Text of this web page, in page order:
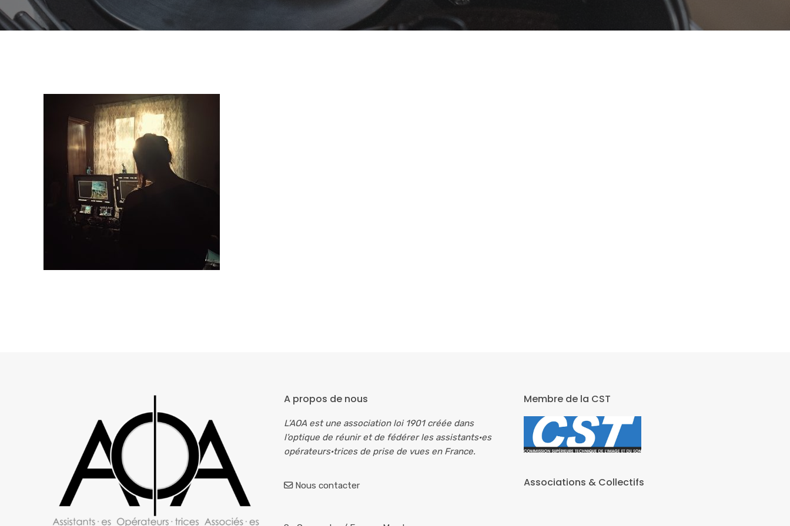
A propos de nous
L’AOA est une association loi 1901 créée dans
l’optique de réunir et de fédérer les assistants·es
opérateurs·trices de prise de vues en France.
Nous contacter
Membre de la CST
Associations & Collectifs